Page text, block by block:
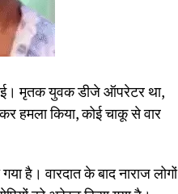
मृतक युवक डीजे ऑपरेटर था,
हमला किया, कोई चाकू से वार
है। वारदात के बाद नाराज लोगों